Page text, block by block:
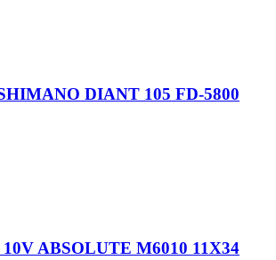
DIANT 105 FD-5800
ABSOLUTE M6010 11X34